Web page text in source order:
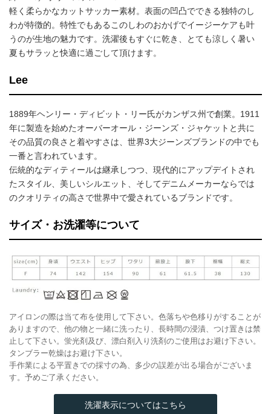
軽く柔らかなカットサッカー素材。表面の凹凸でできる独特のし
わが特徴的。特性でもあるこのしわのおかげでイージーケアも叶
うのが生地の魅力です。洗濯後もすぐに乾き、とても涼しく暑い
夏もサラッと快適に過ごして頂けます。
Lee
1889年ヘンリー・ディビット・リー氏がカンザス州で創業。1911
年に製造を始めたオーバーオール・ジーンズ・ジャケットと共に
その品質の良さと着やすさは、世界3大ジーンズブランドの中でも
一番と言われています。
伝統的なディティールは継承しつつ、現代的にアップデイトされ
たスタイル、美しいシルエット、そしてデニムメーカーならでは
のクオリティの高さで世界中で愛されているブランドです。
サイズ・お洗濯等について
アイロンの際は当て布を使用して下さい。色落ちや色移りがすることが
ありますので、他の物と一緒に洗ったり、長時間の浸漬、つけ置きは禁
止して下さい。蛍光剤及び、漂白剤入り洗剤のご使用はお避け下さい。
タンブラー乾燥はお避け下さい。
手作業による平置きでの採寸の為、多少の誤差が出る場合がございま
す。予めご了承ください。
洗濯表示についてはこちら